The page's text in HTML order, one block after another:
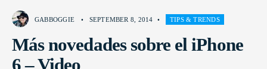
GABBOGGIE • SEPTEMBER 8, 2014 • TIPS & TRENDS
Más novedades sobre el iPhone
6 – Video